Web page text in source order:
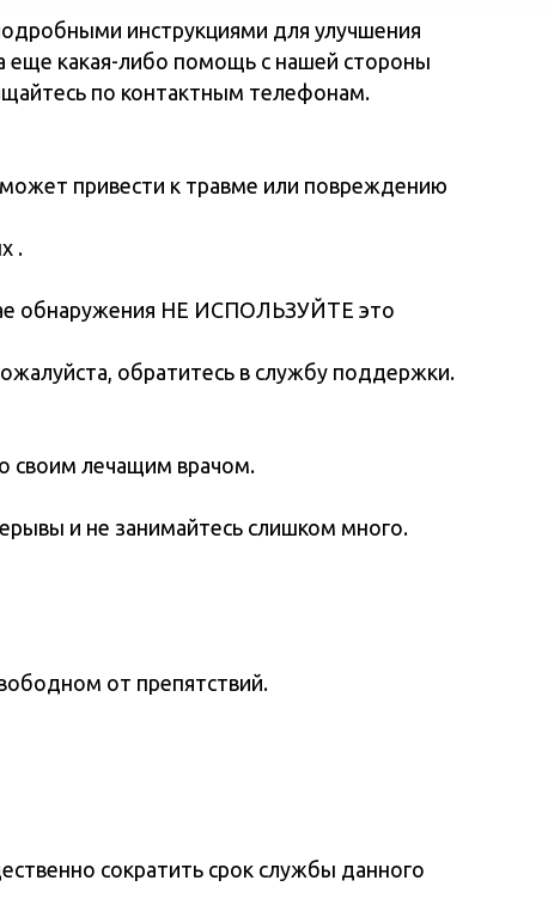
к травме или повреждению
НЕ ИСПОЛЬЗУЙТЕ это
в службу поддержки.
врачом.
слишком много.
срок службы данного
представить нам свою